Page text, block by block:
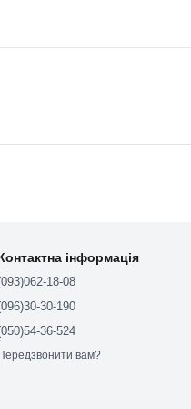
інформація
18-08
30-190
36-524
Передзвонити вам?